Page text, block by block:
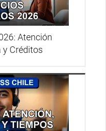
Atención
y Créditos